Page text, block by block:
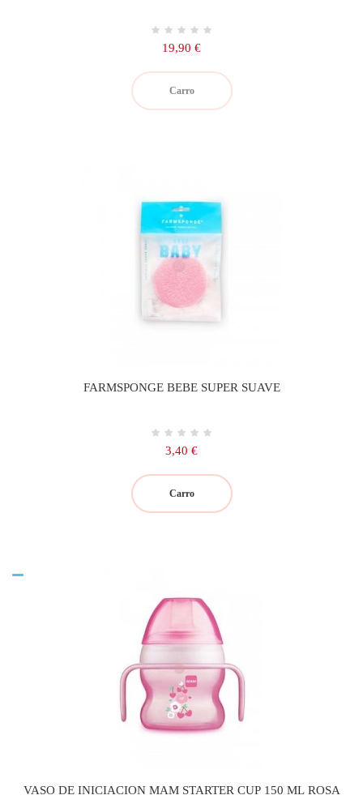
Precio
19,90 €
Carro
FARMSPONGE BEBE SUPER SUAVE
Precio
3,40 €
Carro
VASO DE INICIACION MAM STARTER CUP 150 ML ROSA